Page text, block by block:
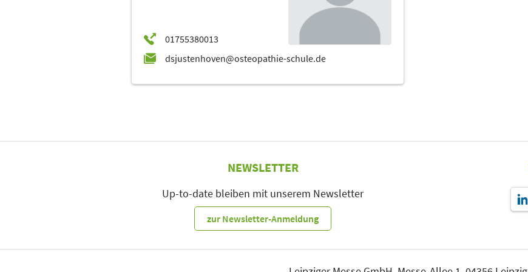
NEWSLETTER
Up-to-date bleiben mit unserem Newsletter
zur Newsletter-Anmeldung